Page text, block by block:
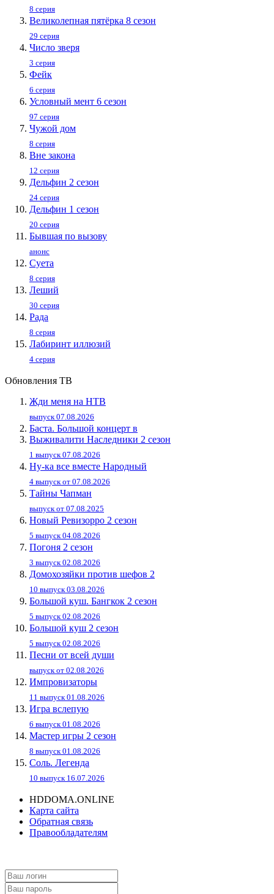
8 серия
Великолепная пятёрка 8 сезон
29 серия
Число зверя
3 серия
Фейк
6 серия
Условный мент 6 сезон
97 серия
Чужой дом
8 серия
Вне закона
12 серия
Дельфин 2 сезон
24 серия
Дельфин 1 сезон
20 серия
Бывшая по вызову
анонс
Суета
8 серия
Леший
30 серия
Рада
8 серия
Лабиринт иллюзий
4 серия
Обновления ТВ
Жди меня на НТВ
выпуск 07.08.2026
Баста. Большой концерт в
Выживалити Наследники 2 сезон
1 выпуск 07.08.2026
Ну-ка все вместе Народный
4 выпуск от 07.08.2026
Тайны Чапман
выпуск от 07.08.2025
Новый Ревизорро 2 сезон
5 выпуск 04.08.2026
Погоня 2 сезон
3 выпуск 02.08.2026
Домохозяйки против шефов 2
10 выпуск 03.08.2026
Большой куш. Бангкок 2 сезон
5 выпуск 02.08.2026
Большой куш 2 сезон
5 выпуск 02.08.2026
Песни от всей души
выпуск от 02.08.2026
Импровизаторы
11 выпуск 01.08.2026
Игра вслепую
6 выпуск 01.08.2026
Мастер игры 2 сезон
8 выпуск 01.08.2026
Соль. Легенда
10 выпуск 16.07.2026
HDDOMA.ONLINE
Карта сайта
Обратная связь
Правообладателям